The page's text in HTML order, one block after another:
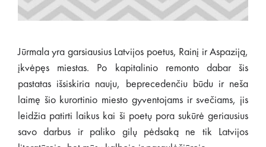
Jūrmala yra garsiausius Latvijos poetus, Rainį ir Aspaziją,
įkvėpęs miestas. Po kapitalinio remonto dabar šis
pastatas išsiskiria nauju, beprecedenčiu būdu ir neša
laimę šio kurortinio miesto gyventojams ir svečiams, jis
leidžia patirti laikus kai ši poetų pora sukūrė geriausius
savo darbus ir paliko gilų pėdsaką ne tik Latvijos